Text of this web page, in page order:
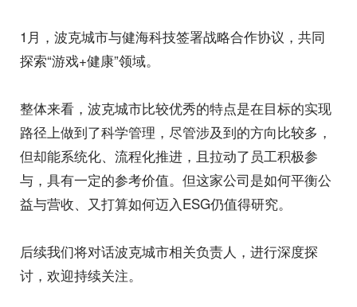
1月，波克城市与健海科技签署战略合作协议，共同
探索“游戏+健康”领域。
整体来看，波克城市比较优秀的特点是在目标的实现
路径上做到了科学管理，尽管涉及到的方向比较多，
但却能系统化、流程化推进，且拉动了员工积极参
与，具有一定的参考价值。但这家公司是如何平衡公
益与营收、又打算如何迈入ESG仍值得研究。
后续我们将对话波克城市相关负责人，进行深度探
讨，欢迎持续关注。